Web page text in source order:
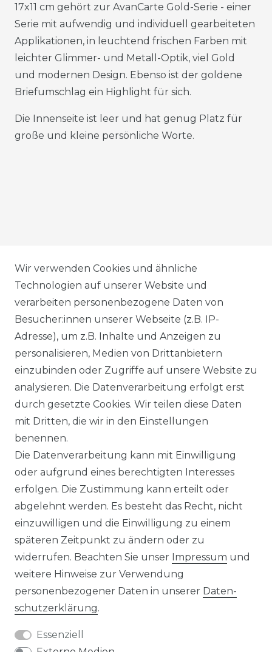
17x11 cm gehört zur AvanCarte Gold-Serie - einer
Serie mit aufwendig und individuell gearbeiteten
Applikationen, in leuchtend frischen Farben mit
leichter Glimmer- und Metall-Optik, viel Gold
und modernen Design. Ebenso ist der goldene
Briefumschlag ein Highlight für sich.
Die Innenseite ist leer und hat genug Platz für
große und kleine persönliche Worte.
AGB
DATENSCHUTZERKLÄRUNG
WIDERRUFSRECHT
IMPRESSUM
KONTAKT
Unsere Zahlungsmöglichkeiten
Wir versenden mit
Wir verwenden Cookies und ähnliche
Technologien auf unserer Website und
verarbeiten personenbezogene Daten von
Besucher:innen unserer Webseite (z.B. IP-
Adresse), um z.B. Inhalte und Anzeigen zu
personalisieren, Medien von Drittanbietern
einzubinden oder Zugriffe auf unsere Website zu
analysieren. Die Datenverarbeitung erfolgt erst
durch gesetzte Cookies. Wir teilen diese Daten
mit Dritten, die wir in den Einstellungen
benennen.
Die Datenverarbeitung kann mit Einwilligung
oder aufgrund eines berechtigten Interesses
erfolgen. Die Zustimmung kann erteilt oder
abgelehnt werden. Es besteht das Recht, nicht
einzuwilligen und die Einwilligung zu einem
späteren Zeitpunkt zu ändern oder zu
widerrufen. Beachten Sie unser Impressum und
weitere Hinweise zur Verwendung
personenbezogener Daten in unserer Daten­
schutz­erklärung.
Essenziell